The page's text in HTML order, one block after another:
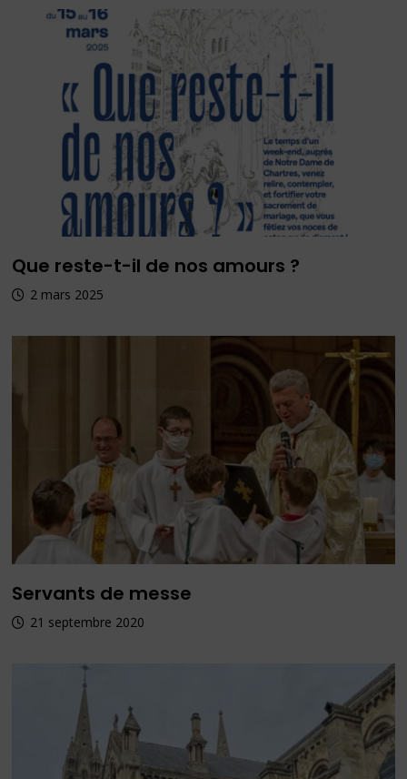
Que reste-t-il de nos amours ?
2 mars 2025
Servants de messe
21 septembre 2020